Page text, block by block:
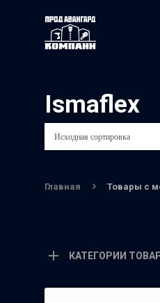
Ismaflex
Главная Товары с
КАТЕГОРИИ